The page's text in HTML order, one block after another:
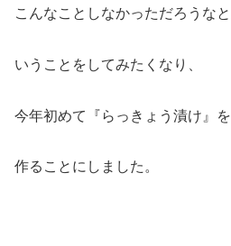
こんなことしなかっただろうなと
いうことをしてみたくなり、
今年初めて『らっきょう漬け』を
作ることにしました。